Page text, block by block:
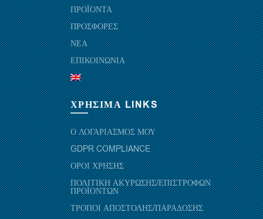
ΠΡΟΪΟΝΤΑ
ΠΡΟΣΦΟΡΕΣ
ΝΕΑ
ΕΠΙΚΟΙΝΩΝΙΑ
ΧΡΗΣΙΜΑ LINKS
Ο ΛΟΓΑΡΙΑΣΜΟΣ ΜΟΥ
GDPR COMPLIANCE
ΟΡΟΙ ΧΡΗΣΗΣ
ΠΟΛΙΤΙΚΗ ΑΚΥΡΩΣΗΣ/ΕΠΙΣΤΡΟΦΩΝ
ΠΡΟΪΟΝΤΩΝ
ΤΡΟΠΟΙ ΑΠΟΣΤΟΛΗΣ/ΠΑΡΑΔΟΣΗΣ